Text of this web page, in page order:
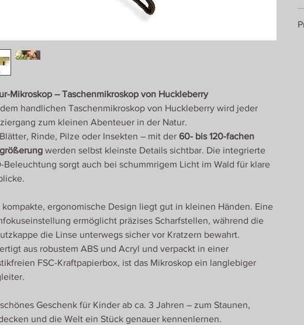
Mikroskop – Taschenmikroskop von Huckleberry
handlichen Taschenmikroskop von Huckleberry wird jeder
zum kleinen Abenteuer in der Natur.
Rinde, Pilze oder Insekten – mit der 60- bis 120-fachen
werden selbst kleinste Details sichtbar. Die integrierte
Beleuchtung sorgt auch bei schummrigem Licht im Wald für klare
kompakte, ergonomische Design liegt gut in kleinen Händen. Eine
ermöglicht präzises Scharfstellen, während die
die Linse unterwegs sicher vor Kratzern bewahrt.
aus robustem ABS und Acryl und verpackt in einer
FSC-Kraftpapierbox, ist das Mikroskop ein langlebiger
Geschenk für Kinder ab ca. 3 Jahren – zum Staunen,
und die Welt ein Stück genauer kennenlernen.